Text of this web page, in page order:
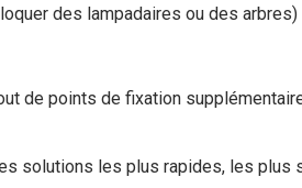
des lampadaires ou des arbres)
de points de fixation
solutions les plus rapides, les plus